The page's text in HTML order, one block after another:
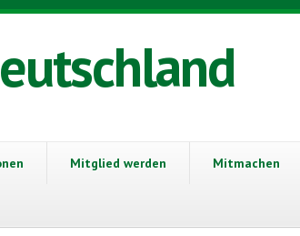
Mitglied werden Mitmachen